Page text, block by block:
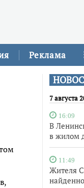
Реклама
7 августа
16:09
В
в жилом
11:49
Жителя